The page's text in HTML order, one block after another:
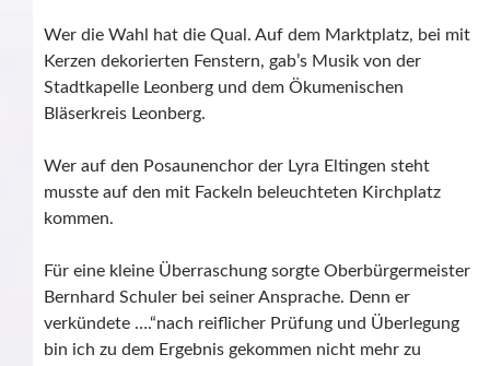
Wer die Wahl hat die Qual. Auf dem Marktplatz, bei mit
Kerzen dekorierten Fenstern, gab’s Musik von der
Stadtkapelle Leonberg und dem Ökumenischen
Bläserkreis Leonberg.
Wer auf den Posaunenchor der Lyra Eltingen steht
musste auf den mit Fackeln beleuchteten Kirchplatz
kommen.
Für eine kleine Überraschung sorgte Oberbürgermeister
Bernhard Schuler bei seiner Ansprache. Denn er
verkündete ….“nach reiflicher Prüfung und Überlegung
bin ich zu dem Ergebnis gekommen nicht mehr zu